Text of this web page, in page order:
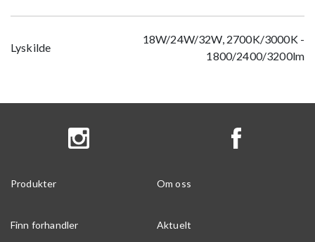
Lyskilde
18W/24W/32W, 2700K/3000K -
1800/2400/3200lm
Produkter Om oss
Finn forhandler Aktuelt